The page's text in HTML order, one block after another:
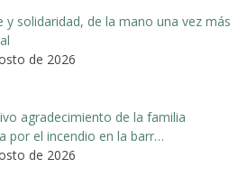
y solidaridad, de la mano una vez más
de 2026
agradecimiento de la familia
por el incendio en la barr…
de 2026